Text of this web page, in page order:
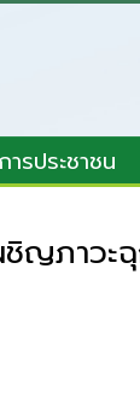
ารประชาชน
ญภาวะ